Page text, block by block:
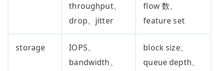
throughput、
drop、jitter
flow 数、
feature set
storage
IOPS、
bandwidth、
block size、
queue depth、